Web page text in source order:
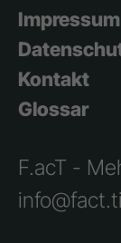
Impressum
Kontakt
Glossar
F.acT -